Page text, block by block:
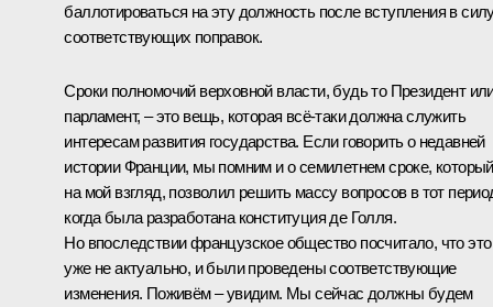
баллотироваться на эту должность после вступления в
соответствующих поправок.
Сроки полномочий верховной власти, будь то Президент
парламент, – это вещь, которая всё‑таки должна служить
интересам развития государства. Если говорить о недавней
истории Франции, мы помним и о семилетнем сроке,
на мой взгляд, позволил решить массу вопросов в тот
когда была разработана конституция де Голля.
Но впоследствии французское общество посчитало, что это
уже не актуально, и были проведены соответствующие
изменения. Поживём – увидим. Мы сейчас должны будем